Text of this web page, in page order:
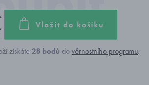
Vložit do košíku
získáte 28 bodů dověrnostního programu.